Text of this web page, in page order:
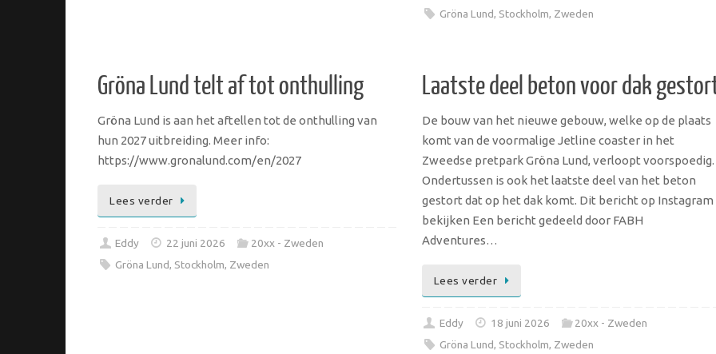
Gröna Lund, Stockholm, Zweden
Gröna Lund telt af tot onthulling
Gröna Lund is aan het aftellen tot de onthulling van
hun 2027 uitbreiding. Meer info:
https://www.gronalund.com/en/2027
Lees verder
Eddy 22 juni 2026
20xx - Zweden
Gröna Lund, Stockholm, Zweden
Laatste deel beton voor dak
De bouw van het nieuwe gebouw, welke op de plaats
komt van de voormalige Jetline coaster in het
Zweedse pretpark Gröna Lund, verloopt voorspoedig.
Ondertussen is ook het laatste deel van het beton
gestort dat op het dak komt. Dit bericht op Instagram
bekijken Een bericht gedeeld door FABH
Adventures…
Lees verder
Eddy 18 juni 2026
20xx - Zweden
Gröna Lund, Stockholm, Zweden